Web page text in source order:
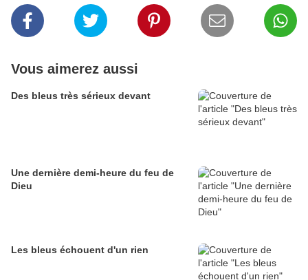
Vous aimerez aussi
Des bleus très sérieux devant
Une dernière demi-heure du feu de
Dieu
Les bleus échouent d'un rien